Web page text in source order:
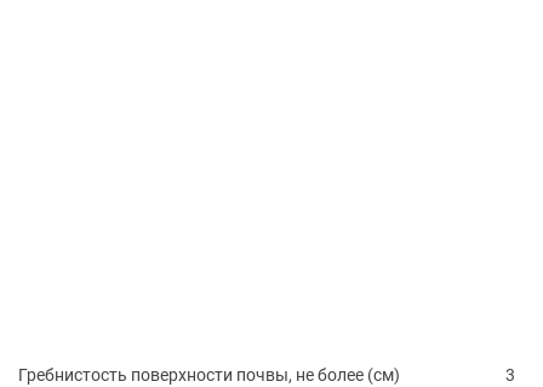
Гребнистость поверхности почвы, не более (см)
3